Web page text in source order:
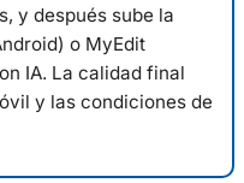
y después sube la
o MyEdit
IA. La calidad final
y las condiciones de